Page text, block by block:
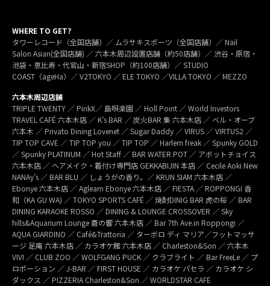
WHERE TO GET?
タワーレコード（全国店舗）／ ムラサキスポーツ（全国店舗）／ Nail
Salon Asian(全国店舗) ／ 六本木周辺設置店舗（約50店舗）／ 渋谷・原宿・
池袋・恵比寿・代官山・新宿SHOP（約100店舗）／ STUDIO
COAST（ageHa）／ V2TOKYO ／ ELE TOKYO ／VILLA TOKYO ／ MEZZO
六本木周辺店舗
TRIPLE TWENTY ／ PinkX／ 島唄楽園 ／ Holl Point ／ World Investors
TRAVEL CAFÉ 六本木店 ／ K’s BAR ／ 炭火BAR 集 六本木店 ／ ベル・オーブ
六本木 ／ Privato Dining Lovenet ／ Sugar Daddy ／ VIRUS ／ VIRTUS2 ／
TIP TOP CAVE ／ TIP TOP you ／ TIP TOP ／ Harlem freak ／ Spunky GOLD
／ Spunky PLATINUM ／ Hot Staff ／ BAR WATER POT ／ アボットチョイス
六本木店 ／ ヘアメイク・着付け専門店 GEKKABIJIN 本店 ／ Cecile Aoki New
NANAy’s ／ BAR BLU ／ しょうがの香り。／ KRUN SIAM 六本木店 ／
Ebonye 六本木店 ／ Agleam Ebonye 六本木店 ／ FIESTA ／ ROPPONGI 香
和（KA GU WA) ／ TOKYO SPORTS CAFÉ ／ 焼酎DINIG BAR 虎の桜 ／ BAR
DINING KARAOKE ROSSO ／ DINING & LOUNGE CROSSOVER ／ Sky
hills&Aquarium Lounge 蒼の響 六本木店 ／ Bar 7th Ave.in Roppongi ／
AQUA GIARDINO ／ Café&Trattoria ／ ターボロ ディ マリア／フットマッサ
ージ 足庵 六本木店 ／ カラオケ館 六本木店 ／ Charleston&Son ／ 六本木
VIVI ／ CLUB ZOO ／ WOLFGANG PUCK ／ クラブライト ／ Bar FreeLe ／ プ
ロポーション ／ J-BAR ／ FIRST HOUSE ／ カラオケ パセラ ／ カラオケ シ
ダックス ／ PIZZERIA Charleston&Son ／ WORLDSTAR CAFE